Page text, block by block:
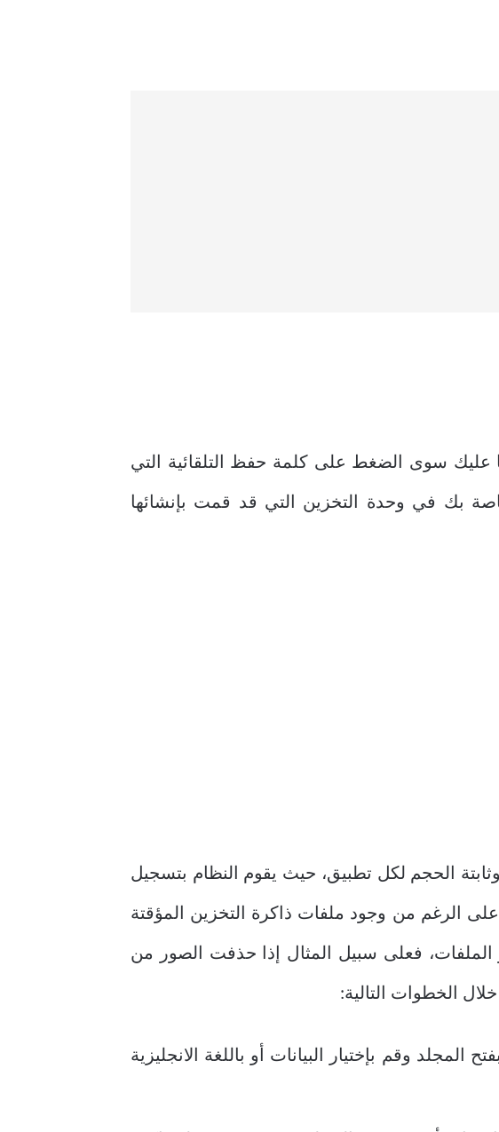
سوى الضغط على كلمة حفظ التلقائية التي
بك في وحدة التخزين التي قد قمت بإنشائها
الحجم لكل تطبيق، حيث يقوم النظام بتسجيل
الرغم من وجود ملفات ذاكرة التخزين المؤقتة
فعلى سبيل المثال إذا حذفت الصور من
الخطوات التالية:
وقم بإختيار البيانات أو باللغة الانجليزية